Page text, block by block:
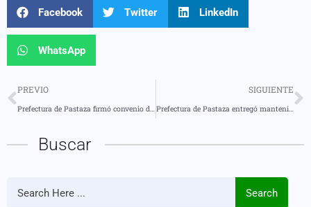
Facebook Twitter LinkedIn
WhatsApp
PREVIO
Prefectura de Pastaza firmó convenio de comodato con la Policía Nacional para el uso del predio vía a Macas
SIGUIENTE
Prefectura de Pastaza entregó mantenimiento asfáltico sector Casa del Árbol
Buscar
Search